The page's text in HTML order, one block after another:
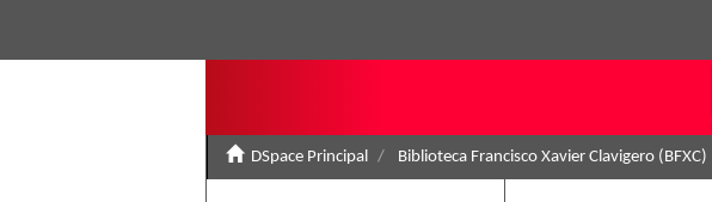
DSpace Principal Biblioteca Francisco Xavier Clavigero (BFXC)